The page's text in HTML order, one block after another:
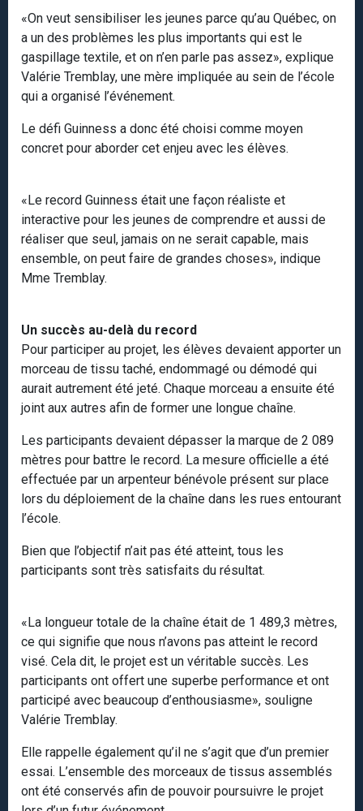
«On veut sensibiliser les jeunes parce qu’au Québec, on
a un des problèmes les plus importants qui est le
gaspillage textile, et on n’en parle pas assez», explique
Valérie Tremblay, une mère impliquée au sein de l’école
qui a organisé l’événement.
Le défi Guinness a donc été choisi comme moyen
concret pour aborder cet enjeu avec les élèves.
«Le record Guinness était une façon réaliste et
interactive pour les jeunes de comprendre et aussi de
réaliser que seul, jamais on ne serait capable, mais
ensemble, on peut faire de grandes choses», indique
Mme Tremblay.
Un succès au-delà du record
Pour participer au projet, les élèves devaient apporter un
morceau de tissu taché, endommagé ou démodé qui
aurait autrement été jeté. Chaque morceau a ensuite été
joint aux autres afin de former une longue chaîne.
Les participants devaient dépasser la marque de 2 089
mètres pour battre le record. La mesure officielle a été
effectuée par un arpenteur bénévole présent sur place
lors du déploiement de la chaîne dans les rues entourant
l’école.
Bien que l’objectif n’ait pas été atteint, tous les
participants sont très satisfaits du résultat.
«La longueur totale de la chaîne était de 1 489,3 mètres,
ce qui signifie que nous n’avons pas atteint le record
visé. Cela dit, le projet est un véritable succès. Les
participants ont offert une superbe performance et ont
participé avec beaucoup d’enthousiasme», souligne
Valérie Tremblay.
Elle rappelle également qu’il ne s’agit que d’un premier
essai. L’ensemble des morceaux de tissus assemblés
ont été conservés afin de pouvoir poursuivre le projet